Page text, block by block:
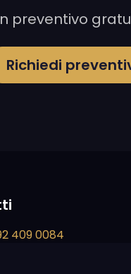
preventivo
Richiedi
409 0084